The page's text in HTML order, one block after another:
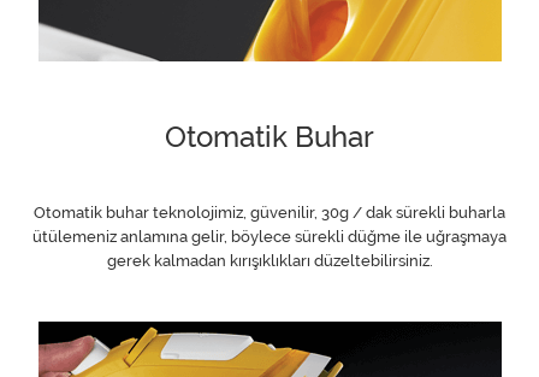
Otomatik Buhar
Otomatik buhar teknolojimiz, güvenilir, 30g / dak sürekli buharla
ütülemeniz anlamına gelir, böylece sürekli düğme ile uğraşmaya
gerek kalmadan kırışıklıkları düzeltebilirsiniz.